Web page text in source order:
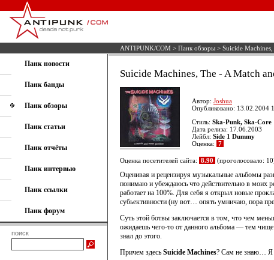
ANTIPUNK/COM > Панк обзоры > Suicide
Панк новости
Панк банды
Панк обзоры
Панк статьи
Панк отчёты
Панк интервью
Панк ссылки
Панк форум
поиск
Suicide Machines, The - A Match
Автор: Joshua
Опубликовано: 13.02.2004
Стиль: Ska-Punk, Ska-Core
Дата релиза: 17.06.2003
Лейбл: Side 1 Dummy
Оценка: 7
Оценка посетителей сайта: 8.90 (проголосовало:
Оценивая и рецензируя музыкальные альбомы
понимаю и убеждаюсь что действительно в моих
работает на 100%. Для себя я открыл новые
субьективности (ну вот… опять умничаю, пора
Суть этой ботвы заключается в том, что чем
ожидаешь чего-то от данного альбома — тем чище
знал до этого.
Причем здесь Suicide Machines? Сам не знаю… Я